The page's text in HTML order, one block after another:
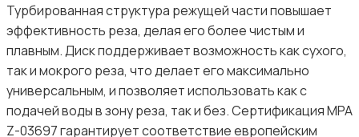
Турбированная структура режущей части повышает
эффективность реза, делая его более чистым и
плавным. Диск поддерживает возможность как сухого,
так и мокрого реза, что делает его максимально
универсальным, и позволяет использовать как с
подачей воды в зону реза, так и без. Сертификация MPA
Z-03697 гарантирует соответствие европейским